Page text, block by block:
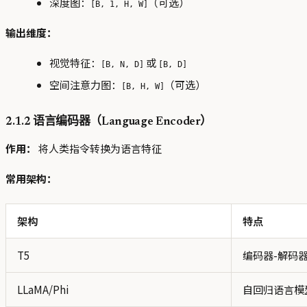
[B, 1, H, W]
输出维度：
视觉特征： [B, N, D] 或 [B, D]
空间注意力图： [B, H, W] （可选）
2.1.2 语言编码器（Language Encoder）
作用： 将人类指令转换为语言特征
常用架构：
架构 特点
T5 编码器-解码
LLaMA/Phi 自回归语言模